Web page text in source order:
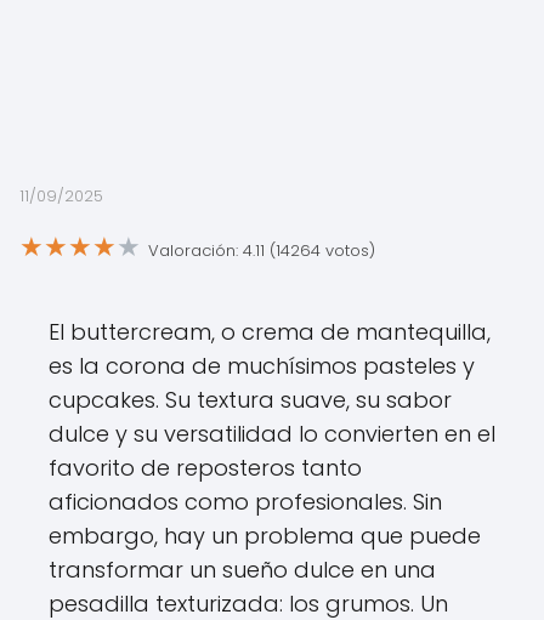
11/09/2025
★★★★★ Valoración: 4.11 (14264 votos)
El buttercream, o crema de mantequilla,
es la corona de muchísimos pasteles y
cupcakes. Su textura suave, su sabor
dulce y su versatilidad lo convierten en el
favorito de reposteros tanto
aficionados como profesionales. Sin
embargo, hay un problema que puede
transformar un sueño dulce en una
pesadilla texturizada: los grumos. Un